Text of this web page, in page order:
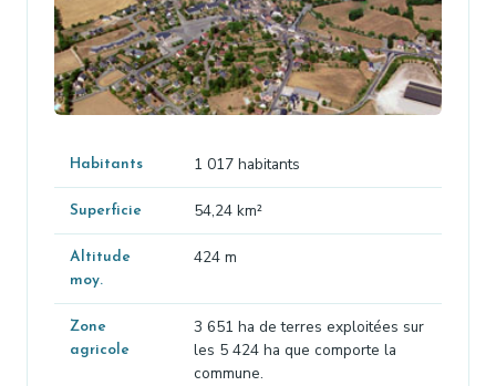
Habitants 1 017 habitants
Superficie 54,24 km²
Altitude
moy.
424 m
Zone
agricole
3 651 ha de terres exploitées sur
les 5 424 ha que comporte la
commune.